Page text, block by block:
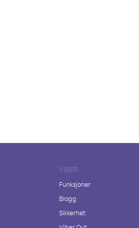
VIBER
Funksjoner
Blogg
Sikkerhet